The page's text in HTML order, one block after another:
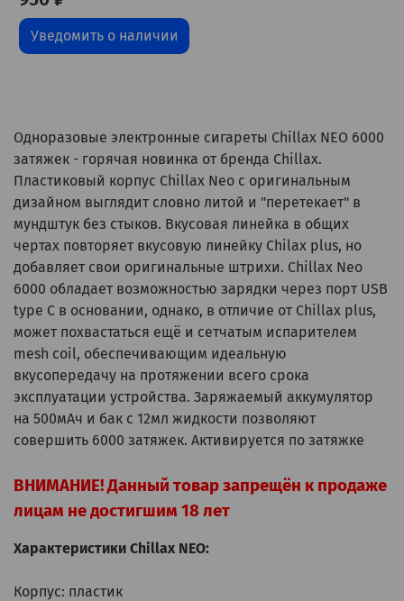
Уведомить о наличии
Одноразовые электронные сигареты Chillax NEO 6000
затяжек - горячая новинка от бренда Chillax.
Пластиковый корпус Chillax Neo с оригинальным
дизайном выглядит словно литой и "перетекает" в
мундштук без стыков. Вкусовая линейка в общих
чертах повторяет вкусовую линейку Chilax plus, но
добавляет свои оригинальные штрихи. Chillax Neo
6000 обладает возможностью зарядки через порт USB
type C в основании, однако, в отличие от Chillax plus,
может похвастаться ещё и сетчатым испарителем
mesh coil, обеспечивающим идеальную
вкусопередачу на протяжении всего срока
эксплуатации устройства. Заряжаемый аккумулятор
на 500мАч и бак c 12мл жидкости позволяют
совершить 6000 затяжек. Активируется по затяжке
ВНИМАНИЕ! Данный товар запрещён к продаже
лицам не достигшим 18 лет
Характеристики Chillax NEO:
Корпус: пластик